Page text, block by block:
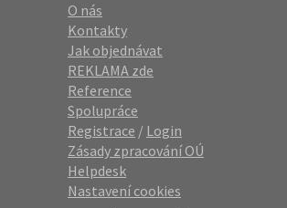
O nás
Kontakty
Jak objednávat
REKLAMA zde
Reference
Spolupráce
Registrace / Login
Zásady zpracování OÚ
Helpdesk
Nastavení cookies